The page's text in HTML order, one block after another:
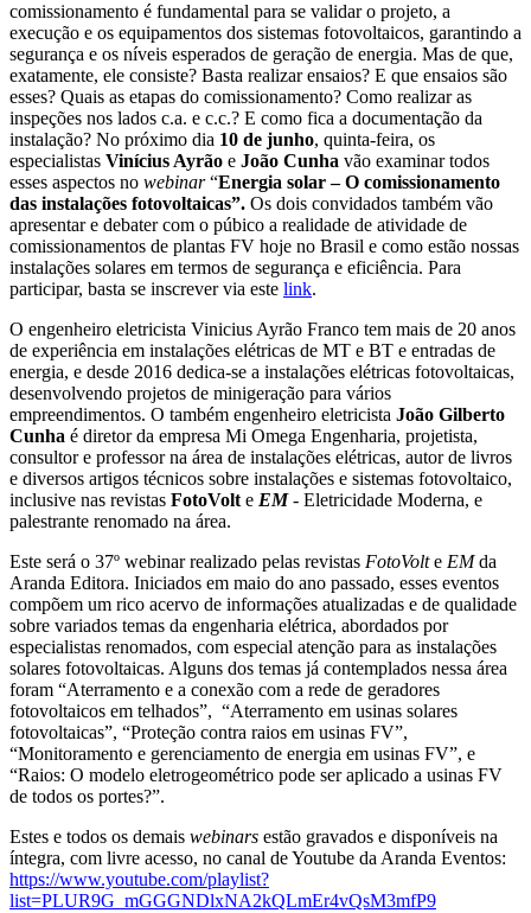
comissionamento é fundamental para se validar o projeto, a
execução e os equipamentos dos sistemas fotovoltaicos, garantindo a
segurança e os níveis esperados de geração de energia. Mas de que,
exatamente, ele consiste? Basta realizar ensaios? E que ensaios são
esses? Quais as etapas do comissionamento? Como realizar as
inspeções nos lados c.a. e c.c.? E como fica a documentação da
instalação? No próximo dia 10 de junho, quinta-feira, os
especialistas Vinícius Ayrão e João Cunha vão examinar todos
esses aspectos no webinar“Energia solar –O comissionamento
das instalações fotovoltaicas”. Os dois convidados também vão
apresentar e debater com o púbico a realidade de atividade de
comissionamentos de plantas FV hoje no Brasil e como estão nossas
instalações solares em termos de segurança e eficiência. Para
participar, basta se inscrever via este link.
O engenheiro eletricista Vinicius Ayrão Franco tem mais de 20 anos
de experiência em instalações elétricas de MT e BT e entradas de
energia, e desde 2016 dedica-se a instalações elétricas fotovoltaicas,
desenvolvendo projetos de minigeração para vários
empreendimentos. O também engenheiro eletricista João Gilberto
Cunha é diretor da empresa Mi Omega Engenharia, projetista,
consultor e professor na área de instalações elétricas, autor de livros
e diversos artigos técnicos sobre instalações e sistemas fotovoltaico,
inclusive nas revistas FotoVolte EM- Eletricidade Moderna, e
palestrante renomado na área.
Este será o 37º webinar realizado pelas revistas FotoVolte EMda
Aranda Editora. Iniciados em maio do ano passado, esses eventos
compõem um rico acervo de informações atualizadas e de qualidade
sobre variados temas da engenharia elétrica, abordados por
especialistas renomados, com especial atenção para as instalações
solares fotovoltaicas. Alguns dos temas já contemplados nessa área
foram “Aterramento e a conexão com a rede de geradores
fotovoltaicos em telhados”, “Aterramento em usinas solares
fotovoltaicas”, “Proteção contra raios em usinas FV”,
“Monitoramento e gerenciamento de energia em usinas FV”, e
“Raios: O modelo eletrogeométrico pode ser aplicado a usinas FV
de todos os portes?”.
Estes e todos os demais webinars estão gravados e disponíveis na
íntegra, com livre acesso, no canal de Youtube da Aranda Eventos:
https://www.youtube.com/playlist?
list=PLUR9G_mGGGNDlxNA2kQLmEr4vQsM3mfP9